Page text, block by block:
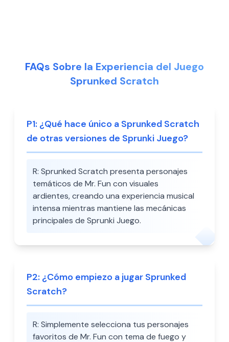
FAQs Sobre la Experiencia del Juego
Sprunked Scratch
P1: ¿Qué hace único a Sprunked Scratch
de otras versiones de Sprunki Juego?
R: Sprunked Scratch presenta personajes
temáticos de Mr. Fun con visuales
ardientes, creando una experiencia musical
intensa mientras mantiene las mecánicas
principales de Sprunki Juego.
P2: ¿Cómo empiezo a jugar Sprunked
Scratch?
R: Simplemente selecciona tus personajes
favoritos de Mr. Fun con tema de fuego y